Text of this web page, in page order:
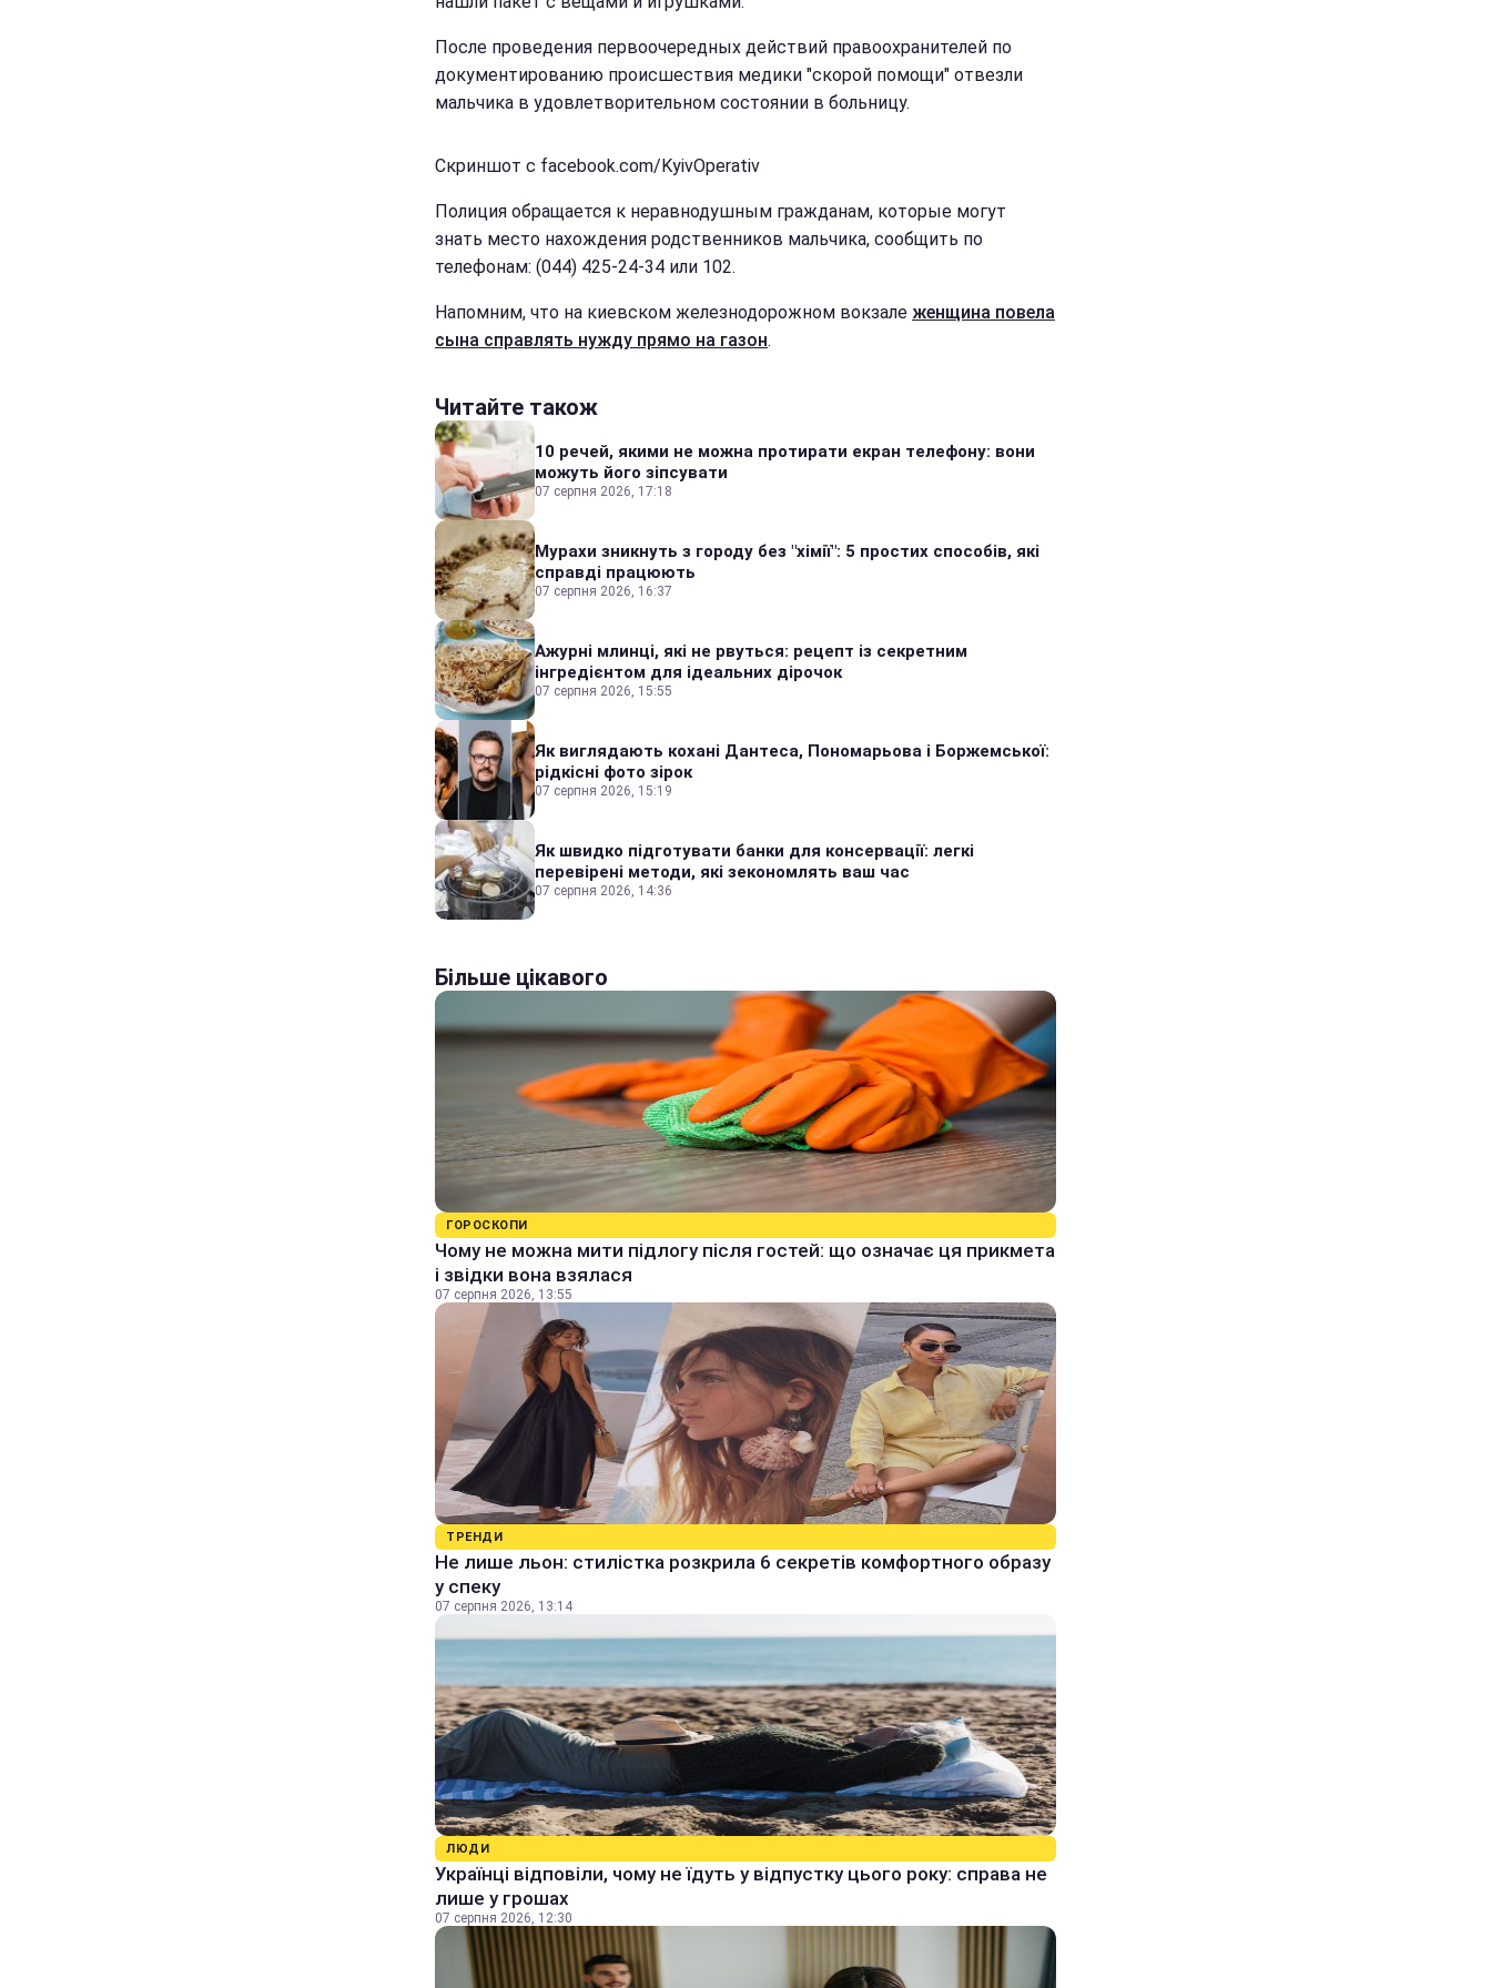
После проведения первоочередных действий правоохранителей по
документированию происшествия медики "скорой помощи" отвезли
мальчика в удовлетворительном состоянии в больницу.
Скриншот с facebook.com/KyivOperativ
Полиция обращается к неравнодушным гражданам, которые могут
знать место нахождения родственников мальчика, сообщить по
телефонам: (044) 425-24-34 или 102.
Напомним, что на киевском железнодорожном вокзале женщина повела
сына справлять нужду прямо на газон.
Читайте також
10 речей, якими не можна протирати екран телефону: вони
можуть його зіпсувати
07 серпня 2026, 17:18
Мурахи зникнуть з городу без "хімії": 5 простих способів, які
справді працюють
07 серпня 2026, 16:37
Ажурні млинці, які не рвуться: рецепт із секретним
інгредієнтом для ідеальних дірочок
07 серпня 2026, 15:55
Як виглядають кохані Дантеса, Пономарьова і Боржемської:
рідкісні фото зірок
07 серпня 2026, 15:19
Як швидко підготувати банки для консервації: легкі
перевірені методи, які зекономлять ваш час
07 серпня 2026, 14:36
Більше цікавого
ГОРОСКОПИ
Чому не можна мити підлогу після гостей: що означає ця прикмета
і звідки вона взялася
07 серпня 2026, 13:55
ТРЕНДИ
Не лише льон: стилістка розкрила 6 секретів комфортного образу
у спеку
07 серпня 2026, 13:14
ЛЮДИ
Українці відповіли, чому не їдуть у відпустку цього року: справа не
лише у грошах
07 серпня 2026, 12:30